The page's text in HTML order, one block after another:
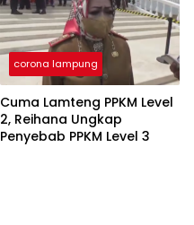
corona lampung
Cuma Lamteng PPKM Level
2, Reihana Ungkap
Penyebab PPKM Level 3